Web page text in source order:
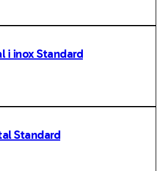
i inox Standard
Standard